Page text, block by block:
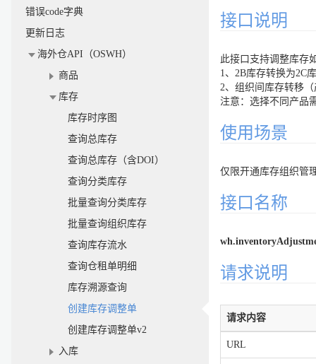
错误code字典
更新日志
海外仓API（OSWH）
商品
库存
库存时序图
查询总库存
查询总库存（含DOI）
查询分类库存
批量查询分类库存
批量查询组织库存
查询库存流水
查询仓租单明细
库存溯源查询
创建库存调整单
创建库存调整单v2
入库
接口说明
此接口支持调整库存
1、2B库存转换为2C
2、组织间库存转移（
注意：选择不同产品
使用场景
仅限开通库存组织管
接口名称
请求说明
请求内容
URL